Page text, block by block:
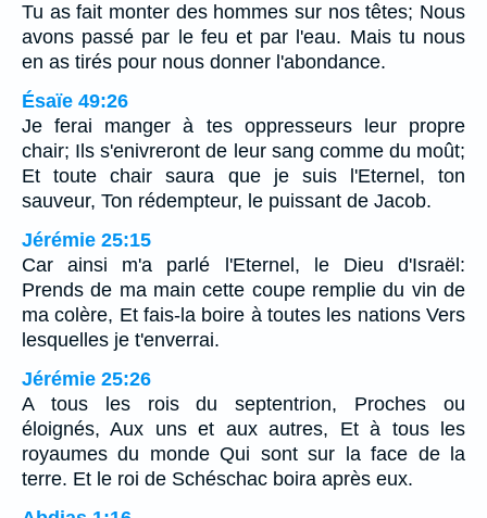
Tu as fait monter des hommes sur nos têtes; Nous
avons passé par le feu et par l'eau. Mais tu nous
en as tirés pour nous donner l'abondance.
Ésaïe 49:26
Je ferai manger à tes oppresseurs leur propre
chair; Ils s'enivreront de leur sang comme du moût;
Et toute chair saura que je suis l'Eternel, ton
sauveur, Ton rédempteur, le puissant de Jacob.
Jérémie 25:15
Car ainsi m'a parlé l'Eternel, le Dieu d'Israël:
Prends de ma main cette coupe remplie du vin de
ma colère, Et fais-la boire à toutes les nations Vers
lesquelles je t'enverrai.
Jérémie 25:26
A tous les rois du septentrion, Proches ou
éloignés, Aux uns et aux autres, Et à tous les
royaumes du monde Qui sont sur la face de la
terre. Et le roi de Schéschac boira après eux.